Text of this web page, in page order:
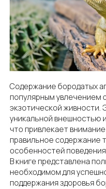
Содержание бородатых
популярным увлечением
экзотической
уникальной внешностью
что привлекает
правильное содержание
особенностей
В книге представлена
необходимом для
поддержания здоровья